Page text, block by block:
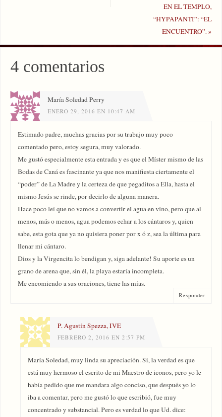
EN EL TEMPLO,
“HYPAPANTI”: “EL
ENCUENTRO”.»
4 comentarios
María Soledad Perry
ENERO 29, 2016 EN 10:47 AM
Estimado padre, muchas gracias por su trabajo muy poco
comentado pero, estoy segura, muy valorado.
Me gustó especialmente esta entrada y es que el Míster mismo de las
Bodas de Caná es fascinante ya que nos manifiesta ciertamente el
“poder” de La Madre y la certeza de que pegaditos a Ella, hasta el
mismo Jesús se rinde, por decirlo de alguna manera.
Hace poco leí que no vamos a convertir el agua en vino, pero que al
menos, más o menos, agua podemos echar a los cántaros y, quien
sabe, esta gota que ya no quisiera poner por x ó z, sea la última para
llenar mi cántaro.
Dios y la Virgencita lo bendigan y, siga adelante! Su aporte es un
grano de arena que, sin él, la playa estaría incompleta.
Me encomiendo a sus oraciones, tiene las mías.
Responder
P. Agustín Spezza, IVE
FEBRERO 2, 2016 EN 2:57 PM
María Soledad, muy linda su apreciación. Si, la verdad es que
está muy hermoso el escrito de mi Maestro de iconos, pero yo le
había pedido que me mandara algo conciso, que después yo lo
iba a comentar, pero me gustó lo que escribió, fue muy
concentrado y substancial. Pero es verdad lo que Ud. dice: